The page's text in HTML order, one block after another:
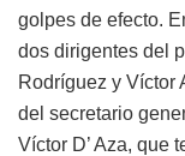
golpes de efecto.
dos dirigentes del
Rodríguez y Víctor
del secretario
Víctor D’ Aza, que